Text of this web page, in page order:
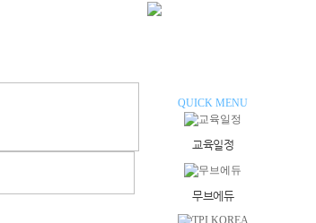
QUICK MENU
교육일정
무브에듀